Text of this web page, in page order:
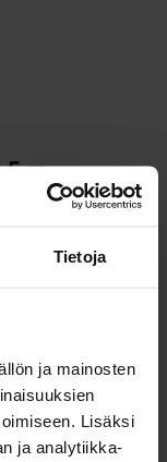
Tietoja
ja mainosten
Lisäksi
ja analytiikka-
m